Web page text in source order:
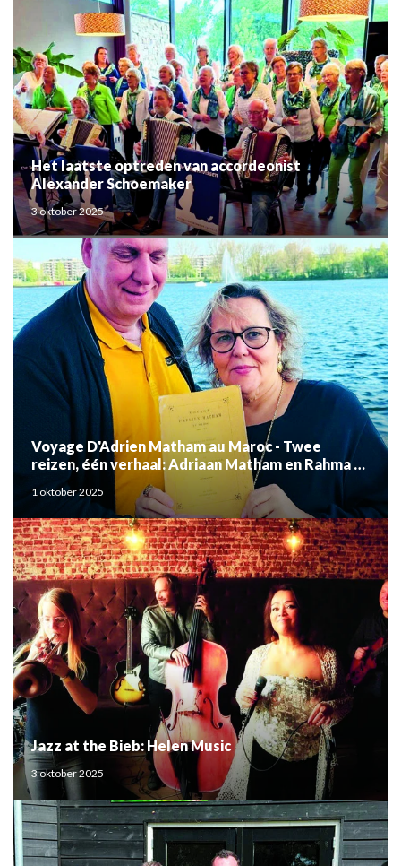
Het laatste optreden van accordeonist
Alexander Schoemaker
3 oktober 2025
Voyage D'Adrien Matham au Maroc - Twee
reizen, één verhaal: Adriaan Matham en Rahma el
Mouden
1 oktober 2025
Jazz at the Bieb: Helen Music
3 oktober 2025